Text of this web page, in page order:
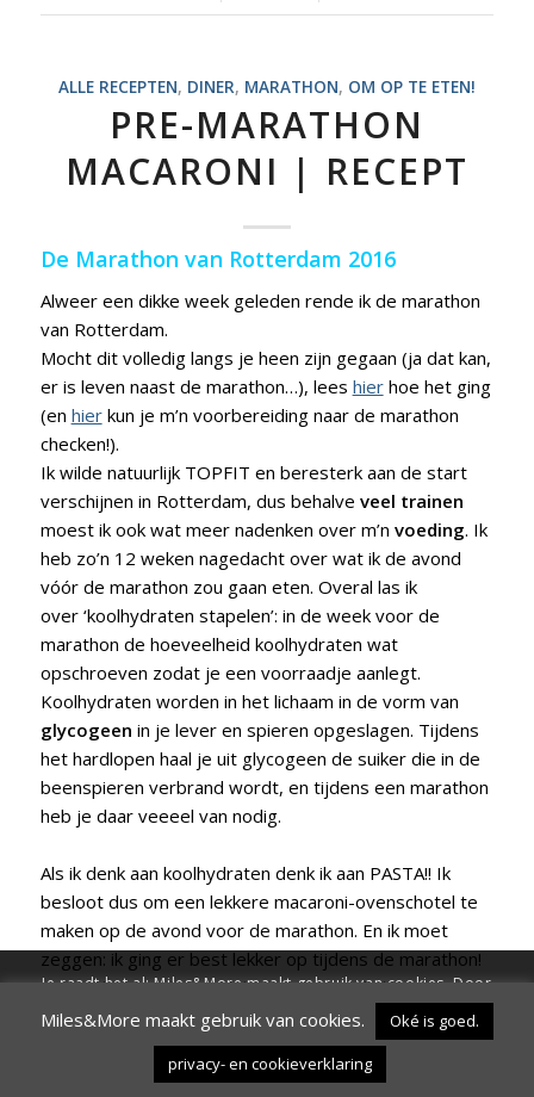
ALLE RECEPTEN, DINER, MARATHON, OM OP TE ETEN!
PRE-MARATHON
MACARONI | RECEPT
De Marathon van Rotterdam 2016
Alweer een dikke week geleden rende ik de marathon
van Rotterdam.
Mocht dit volledig langs je heen zijn gegaan (ja dat kan,
er is leven naast de marathon…), lees hier hoe het ging
(en hier kun je m’n voorbereiding naar de marathon
checken!).
Ik wilde natuurlijk TOPFIT en beresterk aan de start
verschijnen in Rotterdam, dus behalve veel trainen
moest ik ook wat meer nadenken over m’n voeding. Ik
heb zo’n 12 weken nagedacht over wat ik de avond
vóór de marathon zou gaan eten. Overal las ik
over ‘koolhydraten stapelen’: in de week voor de
marathon de hoeveelheid koolhydraten wat
opschroeven zodat je een voorraadje aanlegt.
Koolhydraten worden in het lichaam in de vorm van
glycogeen in je lever en spieren opgeslagen. Tijdens
het hardlopen haal je uit glycogeen de suiker die in de
beenspieren verbrand wordt, en tijdens een marathon
heb je daar veeeel van nodig.
Als ik denk aan koolhydraten denk ik aan PASTA!! Ik
besloot dus om een lekkere macaroni-ovenschotel te
maken op de avond voor de marathon. En ik moet
zeggen: ik ging er best lekker op tijdens de marathon!
Ik ben de spreekwoordelijkeman met de hamerniet
tegengekomen onderweg. Wel een heleboel andere
Je raadt het al: Miles&More maakt gebruik van cookies. Door
verder te surfen op de site ga je hiermee akkoord
Oké is goed.
Wil ik niet. Instellingen
Miles&More maakt gebruik van cookies.
Oké is goed.
privacy- en cookieverklaring